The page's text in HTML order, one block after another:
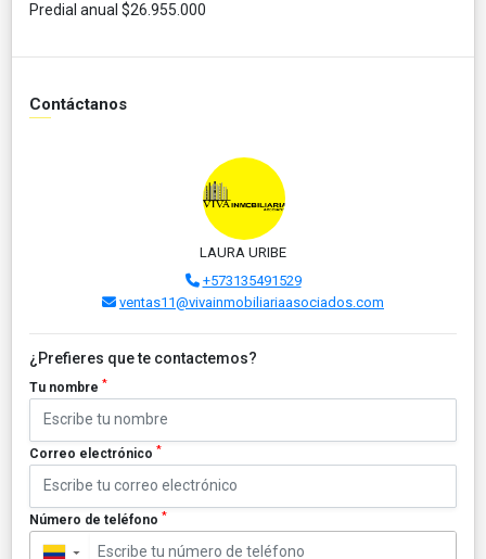
Predial anual $26.955.000
Contáctanos
LAURA URIBE
+573135491529
ventas11@vivainmobiliariaasociados.com
¿Prefieres que te contactemos?
Tu nombre *
Correo electrónico *
Número de teléfono *
▼